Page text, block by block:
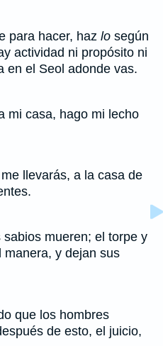
para hacer, haz lo según
actividad ni propósito ni
en el Seol adonde vas.
mi casa, hago mi lecho
llevarás, a la casa de
sabios mueren; el torpe y
y dejan sus
que los hombres
de esto, el juicio,